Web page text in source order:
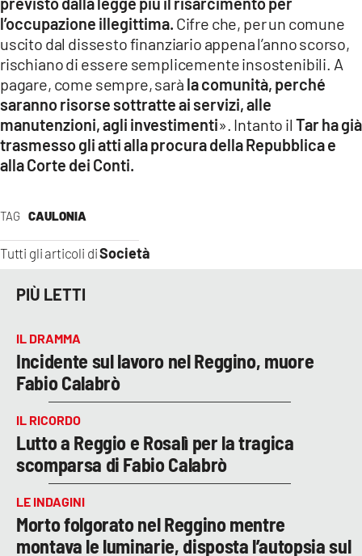
TAG CAULONIA
Tutti gli articoli diSocietà
l’occupazione illegittima. Cifre che, per un comune
uscito dal dissesto finanziario appena l’anno scorso,
rischiano di essere semplicemente insostenibili. A
pagare, come sempre, sarà la comunità, perché
saranno risorse sottratte ai servizi, alle
manutenzioni, agli investimenti». Intanto il Tar ha già
trasmesso gli atti alla procura della Repubblica e
alla Corte dei Conti.
PIÙ LETTI
IL DRAMMA
Incidente sul lavoro nel Reggino, muore
Fabio Calabrò
IL RICORDO
Lutto a Reggio e Rosalì per la tragica
scomparsa di Fabio Calabrò
LE INDAGINI
Morto folgorato nel Reggino mentre
montava le luminarie, disposta l’autopsia sul